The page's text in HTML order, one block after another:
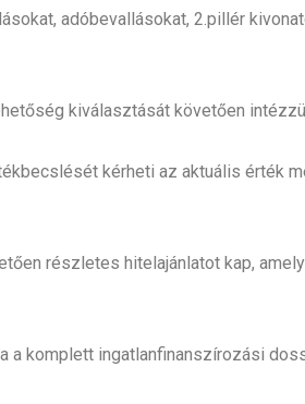
adóbevallásokat, 2.pillér
kiválasztását követően
kérheti az aktuális érték
részletes hitelajánlatot kap,
a komplett ingatlanfinanszírozási